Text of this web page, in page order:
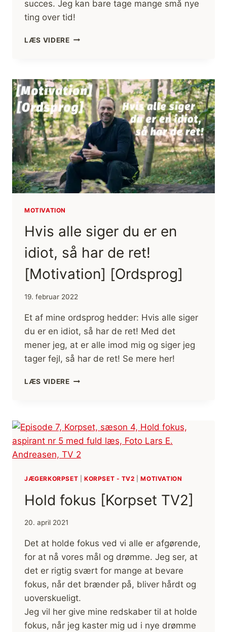
succes. Jeg kan bare tage mange små nye
ting over tid!
LÆS VIDEREEN
GANGEN
[MOTIVATION]
[ORDSPROG]
MOTIVATION
Hvis alle siger du er en
idiot, så har de ret!
[Motivation] [Ordsprog]
19. februar 2022
Et af mine ordsprog hedder: Hvis alle siger
du er en idiot, så har de ret! Med det
mener jeg, at er alle imod mig og siger jeg
tager fejl, så har de ret! Se mere her!
LÆS VIDEREHVIS
EN
IDIOT,
SÅ
DE
[MOTIVATION]
[ORDSPROG]
JÆGERKORPSET KORPSET - TV2 |MOTIVATION
Hold fokus [Korpset TV2]
20. april 2021
Det at holde fokus ved vi alle er afgørende,
for at nå vores mål og drømme. Jeg ser, at
det er rigtig svært for mange at bevare
fokus, når det brænder på, bliver hårdt og
uoverskueligt.
Jeg vil her give mine redskaber til at holde
fokus, når jeg kaster mig ud i nye drømme